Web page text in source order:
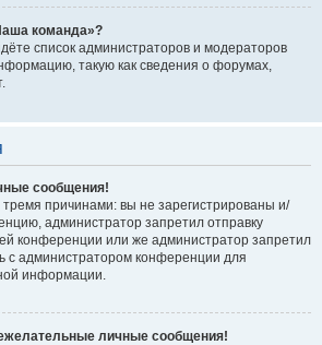
команда»?
список администраторов и модераторов
такую как сведения о форумах,
сообщения!
причинами: вы не зарегистрированы и/
администратор запретил отправку
конференции или же администратор запретил
с администратором конференции для
информации.
личные сообщения!